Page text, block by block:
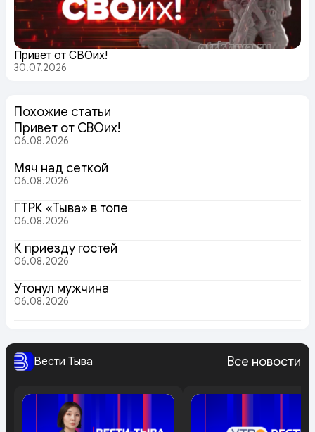
Привет от СВОих!
30.07.2026
Похожие статьи
Привет от СВОих!
06.08.2026
Мяч над сеткой
06.08.2026
ГТРК «Тыва» в топе
06.08.2026
К приезду гостей
06.08.2026
Утонул мужчина
06.08.2026
Вести Тыва Все новости